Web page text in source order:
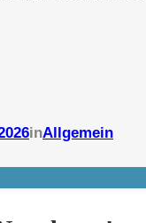
inAllgemein